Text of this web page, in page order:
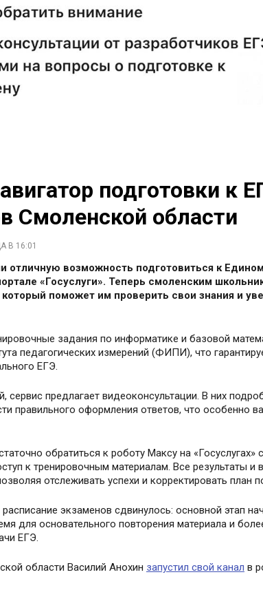
подготовки к
Смоленской области
В 16:01
отличную возможность подготовиться к
«Госуслуги». Теперь смоленским
который поможет им проверить свои знания и
задания по информатике и базовой
педагогических измерений (ФИПИ), что
ЕГЭ.
сервис предлагает видеоконсультации. В них
правильного оформления ответов, что особенно
обратиться к роботу Максу на «Госуслугах»
к тренировочным материалам. Все результаты и
отслеживать успехи и корректировать план
экзаменов сдвинулось: основной этап
для основательного повторения материала и
ЕГЭ.
области Василий Анохин запустил свой канал в